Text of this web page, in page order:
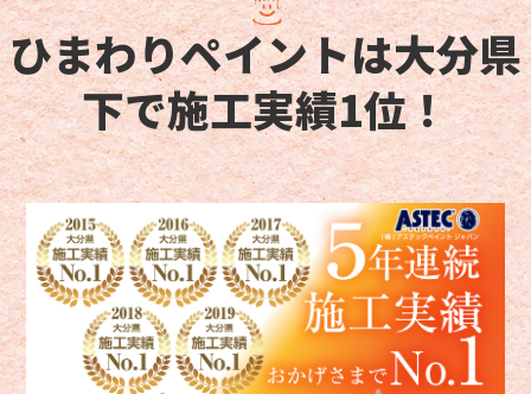
ひまわりペイントは大分県
下で施工実績1位！